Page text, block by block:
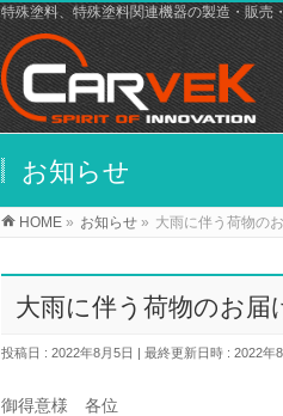
特殊塗料、特殊塗料関連機器の製造・販売
お知らせ
HOME » お知らせ » 大雨に伴う荷物の
大雨に伴う荷物のお届
投稿日 : 2022年8月5日 最終更新日時 : 2022年
御得意様 各位